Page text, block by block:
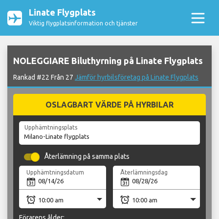
Linate Flygplats
Viktig flygplatsinformation och tjänster
NOLEGGIARE Biluthyrning på Linate Flygplats
Rankad #22 Från 27 Jämför hyrbilsföretag på Linate Flygplats
OSLAGBART VÄRDE PÅ HYRBILAR
Upphämtningsplats
Återlämning på samma plats
Upphämtningsdatum Återlämningsdag